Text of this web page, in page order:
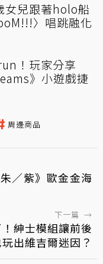
女兒跟著holo船
〉唱跳融化
！玩家分享
》小遊戲捷
周邊商品
／紫》歐金金海
下一篇 →
紳士模組讓前後
出維吉爾迷因？